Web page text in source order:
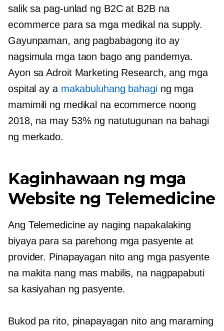
salik sa pag-unlad ng B2C at B2B na
ecommerce para sa mga medikal na supply.
Gayunpaman, ang pagbabagong ito ay
nagsimula mga taon bago ang pandemya.
Ayon sa Adroit Marketing Research, ang mga
ospital ay a makabuluhang bahaging mga
mamimili ng medikal na ecommerce noong
2018, na may 53% ng natutugunan na bahagi
ng merkado.
Kaginhawaan ng mga
Website ng Telemedicine
Ang Telemedicine ay naging napakalaking
biyaya para sa parehong mga pasyente at
provider. Pinapayagan nito ang mga pasyente
na makita nang mas mabilis, na nagpapabuti
sa kasiyahan ng pasyente.
Bukod pa rito, pinapayagan nito ang maraming